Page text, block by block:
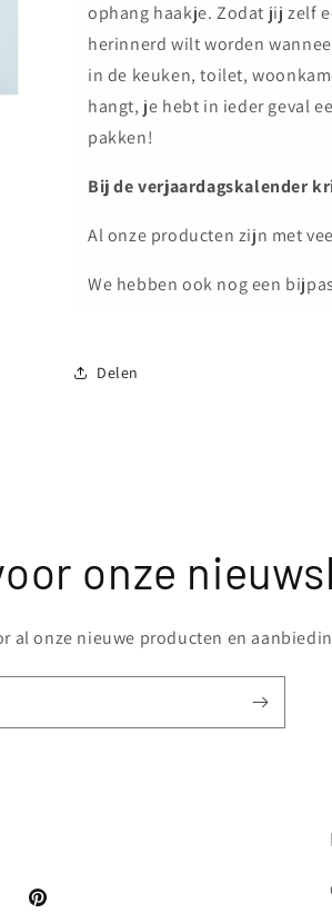
ophang haakje. Zodat jij zelf
herinnerd wilt worden
in de keuken, toilet,
hangt, je hebt in ieder geval
pakken!
Bij de verjaardagskalender
Al onze producten zijn met
We hebben ook nog een
Delen
onze
al onze nieuwe producten en
Pinterest